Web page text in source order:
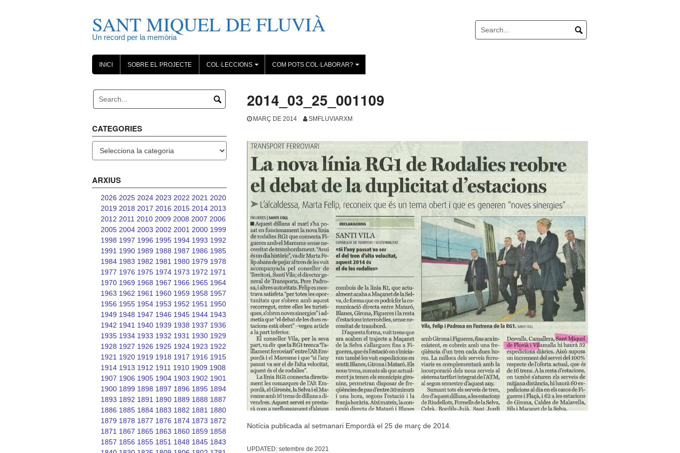
SANT MIQUEL DE FLUVIÀ
Un record per la memòria
INICI SOBRE EL PROJECTE
+
COL·LECCIONS
+
COM POTS COL·LABORAR?
2014_03_25_001109
MARÇ DE 2014 SMFLUVIARXM
Notícia publicada al setmanari Empordà el 25 de març de 2014.
UPDATED: setembre de 2021
CATEGORIES
ARXIUS
2026 2025 2024 2023 2022 2021 2020
2019 2018 2017 2016 2015 2014 2013
2012 2011 2010 2009 2008 2007 2006
2005 2004 2003 2002 2001 2000 1999
1998 1997 1996 1995 1994 1993 1992
1991 1990 1989 1988 1987 1986 1985
1984 1983 1982 1981 1980 1979 1978
1977 1976 1975 1974 1973 1972 1971
1970 1969 1968 1967 1966 1965 1964
1963 1962 1961 1960 1959 1958 1957
1956 1955 1954 1953 1952 1951 1950
1949 1948 1947 1946 1945 1944 1943
1942 1941 1940 1939 1938 1937 1936
1935 1934 1933 1932 1931 1930 1929
1928 1927 1926 1925 1924 1923 1922
1921 1920 1919 1918 1917 1916 1915
1914 1913 1912 1911 1910 1909 1908
1907 1906 1905 1904 1903 1902 1901
1900 1899 1898 1897 1896 1895 1894
1893 1892 1891 1890 1889 1888 1887
1886 1885 1884 1883 1882 1881 1880
1879 1878 1877 1876 1874 1873 1872
1871 1867 1865 1863 1860 1859 1858
1857 1856 1855 1851 1848 1845 1843